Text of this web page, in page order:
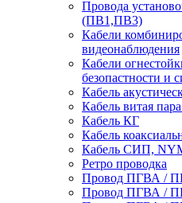
Провода
(ПВ1,ПВ3)
Кабели
видеонаблюдения
Кабели
безопастности и
Кабель
Кабель витая
Кабель КГ
Кабель
Кабель СИП,
Ретро проводка
Провод ПГВА /
Провод ПГВА /